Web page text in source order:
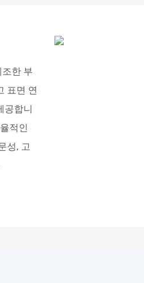
한 부
표면 연
합니
적인
성, 고